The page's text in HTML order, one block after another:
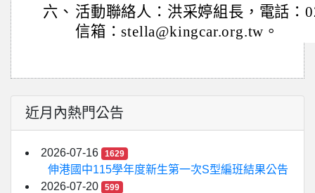
六、 活動聯絡人：洪采婷組長，電話：
信箱：stella@kingcar.org.tw。
近月內熱門公告
2026-07-16 1629
伸港國中115學年度新生第一次S型編班結果公告
2026-07-20
599